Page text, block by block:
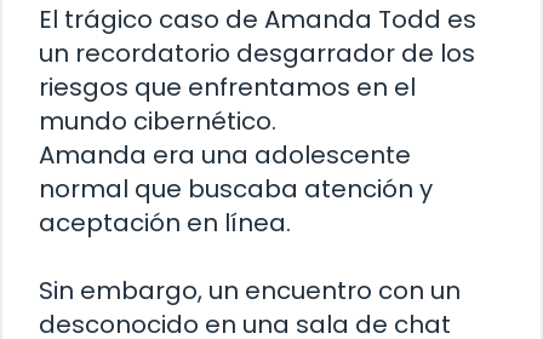
El trágico caso de Amanda Todd es
un recordatorio desgarrador de los
riesgos que enfrentamos en el
mundo cibernético.
Amanda era una adolescente
normal que buscaba atención y
aceptación en línea.
Sin embargo, un encuentro con un
desconocido en una sala de chat